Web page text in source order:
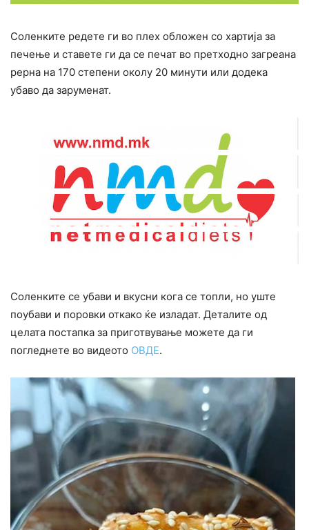
Соленките редете ги во плех обложен со хартија за
печење и ставете ги да се печат во претходно загреана
рерна на 170 степени околу 20 минути или додека
убаво да заруменат.
Соленките се убави и вкусни кога се топли, но уште
поубави и поровки откако ќе изладат. Деталите од
целата постапка за приготвување можете да ги
погледнете во видеото ОВДЕ.